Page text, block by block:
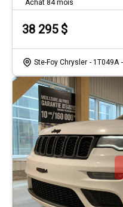
Achat 84 mois
38 295$
Ste-Foy Chrysler - 1T049A